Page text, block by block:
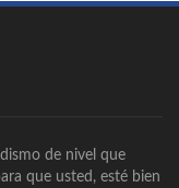
de nivel que
que usted, esté bien